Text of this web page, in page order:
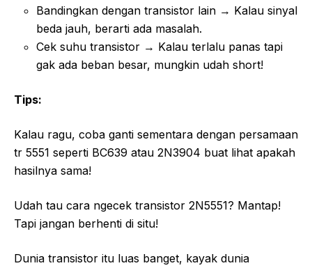
Bandingkan dengan transistor lain → Kalau sinyal
beda jauh, berarti ada masalah.
Cek suhu transistor → Kalau terlalu panas tapi
gak ada beban besar, mungkin udah short!
Tips:
Kalau ragu, coba ganti sementara dengan persamaan
tr 5551 seperti BC639 atau 2N3904 buat lihat apakah
hasilnya sama!
Udah tau cara ngecek transistor 2N5551? Mantap!
Tapi jangan berhenti di situ!
Dunia transistor itu luas banget, kayak dunia